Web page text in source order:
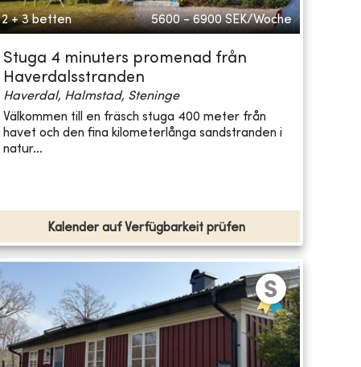
2 + 3 betten 5600 - 6900 SEK/Woche
Stuga 4 minuters promenad från
Haverdalsstranden
Haverdal, Halmstad, Steninge
Välkommen till en fräsch stuga 400 meter från
havet och den fina kilometerlånga sandstranden i
natur...
Kalender auf Verfügbarkeit prüfen